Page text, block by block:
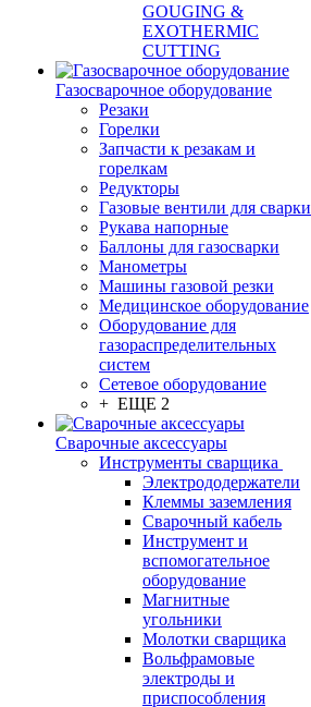
GOUGING &
EXOTHERMIC
CUTTING
Газосварочное оборудование
Резаки
Горелки
Запчасти к резакам и
горелкам
Редукторы
Газовые вентили для сварки
Рукава напорные
Баллоны для газосварки
Манометры
Машины газовой резки
Медицинское оборудование
Оборудование для
газораспределительных
систем
Сетевое оборудование
+ ЕЩЕ 2
Сварочные аксессуары
Инструменты сварщика
Электрододержатели
Клеммы заземления
Сварочный кабель
Инструмент и
вспомогательное
оборудование
Магнитные
угольники
Молотки сварщика
Вольфрамовые
электроды и
приспособления